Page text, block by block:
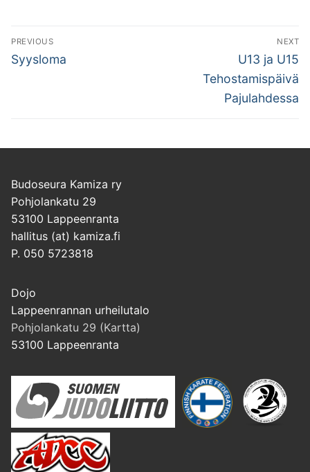
Artikkelien
selaus
PREVIOUS
Previous
Syysloma
NEXT
Next
post:
U13 ja U15
Tehostamispäivä
Pajulahdessa
Budoseura Kamiza ry
Pohjolankatu 29
53100 Lappeenranta
hallitus (at) kamiza.fi
P. 050 5723818
Dojo
Lappeenrannan urheilutalo
Pohjolankatu 29 (Kartta)
53100 Lappeenranta